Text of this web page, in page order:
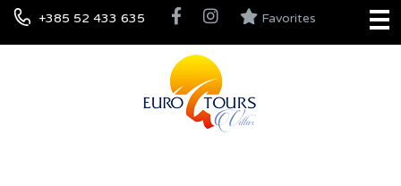
+385 52 433 635 Favorites